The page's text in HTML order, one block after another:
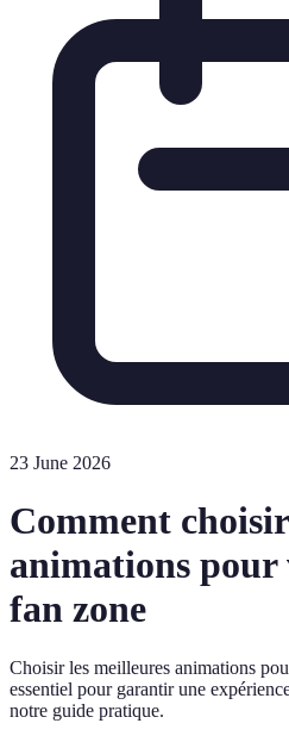
23 June 2026
Comment
animations
fan zone
Choisir les meilleures animations
essentiel pour garantir une
notre guide pratique.